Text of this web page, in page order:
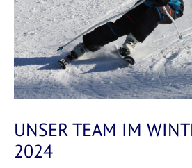
UNSER TEAM IM
2024